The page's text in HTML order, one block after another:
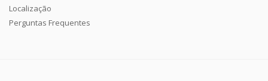
Localização
Perguntas Frequentes